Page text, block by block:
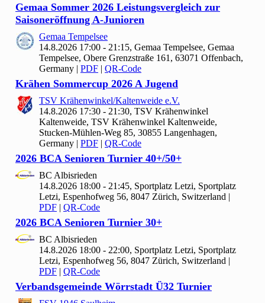
Gemaa Sommer 2026 Leistungsvergleich zur
Saisoneröffnung A-Junioren
Gemaa Tempelsee
14.8.2026 17:00 - 21:15, Gemaa Tempelsee, Gemaa
Tempelsee, Obere Grenzstraße 161, 63071 Offenbach,
Germany | PDF | QR-Code
Krähen Sommercup 2026 A Jugend
TSV Krähenwinkel/Kaltenweide e.V.
14.8.2026 17:30 - 21:30, TSV Krähenwinkel
Kaltenweide, TSV Krähenwinkel Kaltenweide,
Stucken-Mühlen-Weg 85, 30855 Langenhagen,
Germany | PDF | QR-Code
2026 BCA Senioren Turnier 40+/50+
BC Albisrieden
14.8.2026 18:00 - 21:45, Sportplatz Letzi, Sportplatz
Letzi, Espenhofweg 56, 8047 Zürich, Switzerland |
PDF | QR-Code
2026 BCA Senioren Turnier 30+
BC Albisrieden
14.8.2026 18:00 - 22:00, Sportplatz Letzi, Sportplatz
Letzi, Espenhofweg 56, 8047 Zürich, Switzerland |
PDF | QR-Code
Verbandsgemeinde Wörrstadt Ü32 Turnier